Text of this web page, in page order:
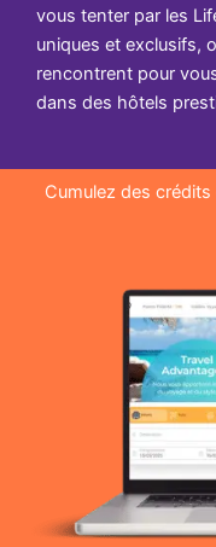
vous tenter par les
uniques et exclusifs,
rencontrent pour
dans des hôtels
Cumulez des